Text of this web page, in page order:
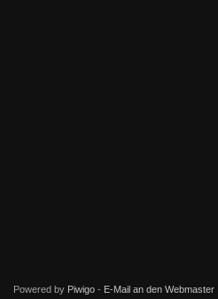
Powered by Piwigo - E-Mail an den Webmaster